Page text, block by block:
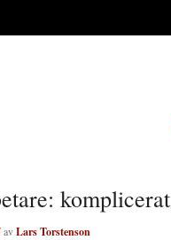
komplicerat
avLars Torstenson